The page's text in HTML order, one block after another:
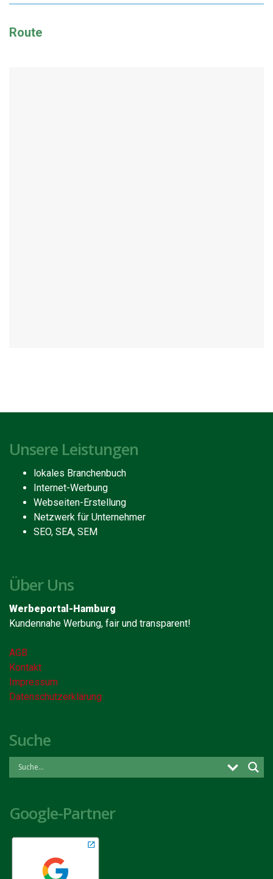
Route
Unsere Leistungen
lokales Branchenbuch
Internet-Werbung
Webseiten-Erstellung
Netzwerk für Unternehmer
SEO, SEA, SEM
Über Uns
Werbeportal-Hamburg
Kundennahe Werbung, fair und transparent!
AGB
Kontakt
Impressum
Datenschutzerklärung
Suche
Google-Partner